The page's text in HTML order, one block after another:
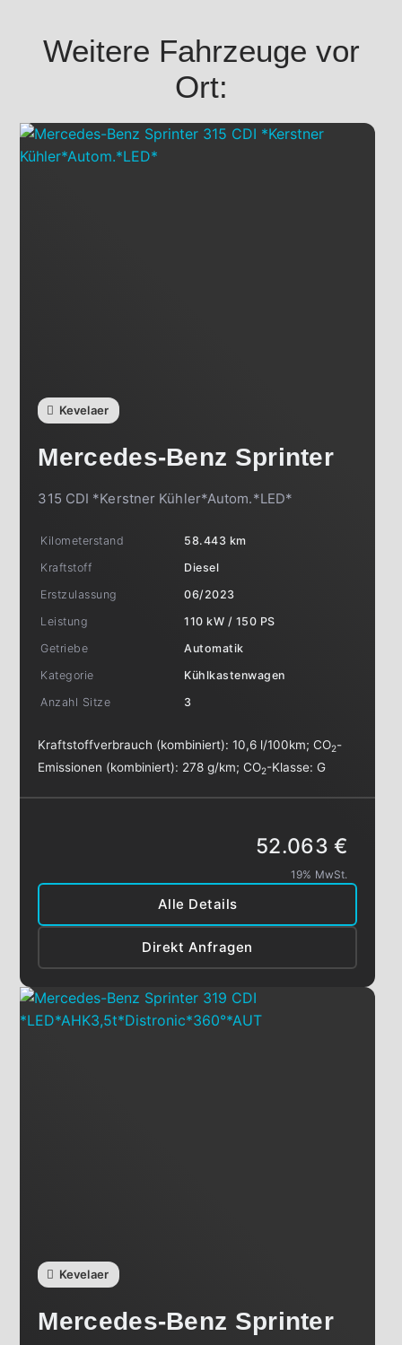
Weitere Fahrzeuge vor
Ort:
Kevelaer
Mercedes-Benz Sprinter
315 CDI *Kerstner Kühler*Autom.*LED*
Kilometerstand
58.443 km
Kraftstoff
Diesel
Erstzulassung
06/2023
Leistung
110 kW / 150 PS
Getriebe
Automatik
Kategorie
Kühlkastenwagen
Anzahl Sitze
3
Kraftstoffverbrauch (kombiniert):10,6 l/100km;CO2-
Emissionen (kombiniert): 278 g/km;CO2-Klasse:G
Alle Details
Direkt Anfragen
52.063 €
19% MwSt.
Kevelaer
Mercedes-Benz Sprinter